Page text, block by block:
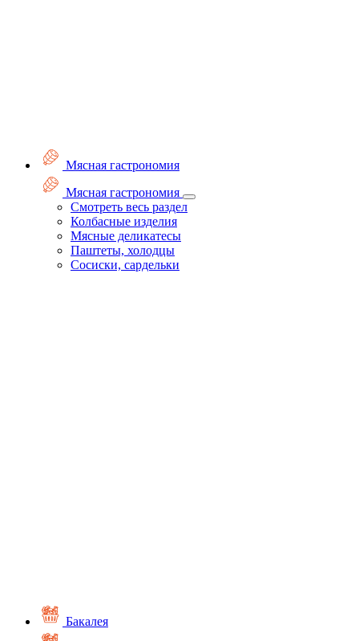
Мясная гастрономия
Мясная гастрономия
Смотреть весь раздел
Колбасные изделия
Мясные деликатесы
Паштеты, холодцы
Сосиски, сардельки
Бакалея